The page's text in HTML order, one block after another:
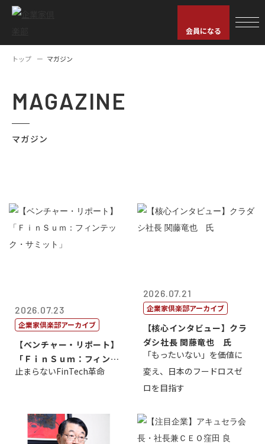
会員になる
トップ マガジン
MAGAZINE
マガジン
2026.07.23
企業家倶楽部アーカイブ
【ベンチャー・リポート】
「ＦｉｎＳｕｍ：フィンテ
ック・サミッ...
止まらないFinTech革命
2026.07.21
企業家倶楽部アーカイブ
【核心インタビュー】クラ
ダシ社長 関藤竜也 氏
「もったいない」を価値に
変え、日本のフードロスゼ
ロを目指す